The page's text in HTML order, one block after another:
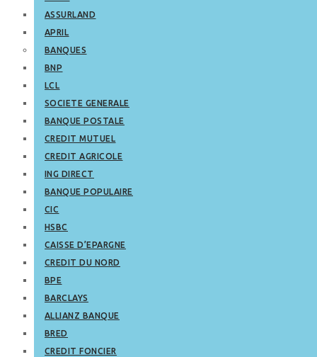
ASSURLAND
APRIL
BANQUES
BNP
LCL
SOCIETE GENERALE
BANQUE POSTALE
CREDIT MUTUEL
CREDIT AGRICOLE
ING DIRECT
BANQUE POPULAIRE
CIC
HSBC
CAISSE D’EPARGNE
CREDIT DU NORD
BPE
BARCLAYS
ALLIANZ BANQUE
BRED
CREDIT FONCIER